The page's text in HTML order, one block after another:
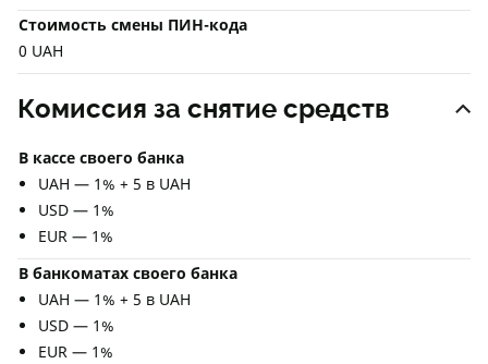
Стоимость смены ПИН-кода
0 UAH
Комиссия за снятие средств
В кассе своего банка
UAH — 1% + 5 в UAH
USD — 1%
EUR — 1%
В банкоматах своего банка
UAH — 1% + 5 в UAH
USD — 1%
EUR — 1%